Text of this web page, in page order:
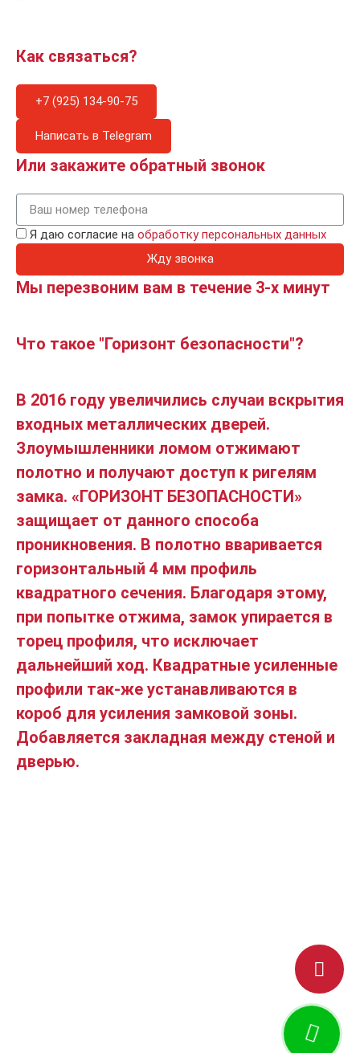
Как связаться?
+7 (925) 134-90-75
Написать в Telegram
Или закажите обратный звонок
Я даю согласие на обработку персональных данных
Жду звонка
Мы перезвоним вам в течение 3-х минут
Что такое "Горизонт безопасности"?
В 2016 году увеличились случаи вскрытия
входных металлических дверей.
Злоумышленники ломом отжимают
полотно и получают доступ к ригелям
замка. «ГОРИЗОНТ БЕЗОПАСНОСТИ»
защищает от данного способа
проникновения. В полотно вваривается
горизонтальный 4 мм профиль
квадратного сечения. Благодаря этому,
при попытке отжима, замок упирается в
торец профиля, что исключает
дальнейший ход. Квадратные усиленные
профили так-же устанавливаются в
короб для усиления замковой зоны.
Добавляется закладная между стеной и
дверью.